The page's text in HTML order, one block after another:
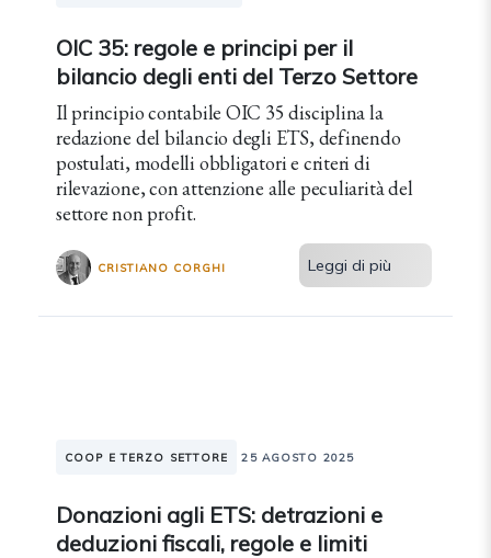
OIC 35: regole e principi per il
bilancio degli enti del Terzo Settore
Il principio contabile OIC 35 disciplina la
redazione del bilancio degli ETS, definendo
postulati, modelli obbligatori e criteri di
rilevazione, con attenzione alle peculiarità del
settore non profit.
CRISTIANO CORGHI Leggi di più
COOP E TERZO SETTORE 25 AGOSTO 2025
Donazioni agli ETS: detrazioni e
deduzioni fiscali, regole e limiti